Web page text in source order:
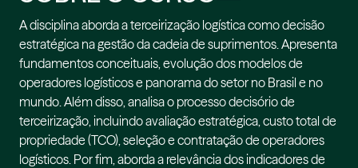
A disciplina aborda a terceirização logística como decisão
estratégica na gestão da cadeia de suprimentos. Apresenta
fundamentos conceituais, evolução dos modelos de
operadores logísticos e panorama do setor no Brasil e no
mundo. Além disso, analisa o processo decisório de
terceirização, incluindo avaliação estratégica, custo total de
propriedade (TCO), seleção e contratação de operadores
logísticos. Por fim, aborda a relevância dos indicadores de